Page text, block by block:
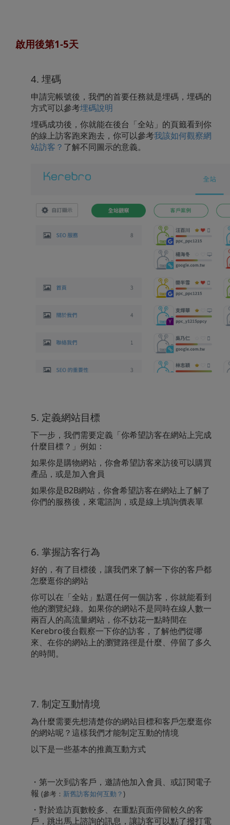
啟用後第1-5天
4. 埋碼
申請完帳號後，我們的首要任務就是埋碼，埋碼的
方式可以參考埋碼說明
埋碼成功後，你就能在後台「全站」的頁籤看到你
的線上訪客跑來跑去，你可以參考我該如何觀察網
站訪客？ 了解不同圖示的意義。
5. 定義網站目標
下一步，我們需要定義「你希望訪客在網站上完成
什麼目標？」例如：
如果你是購物網站，你會希望訪客來訪後可以購買
產品，或是加入會員
如果你是B2B網站，你會希望訪客在網站上了解了
你們的服務後，來電諮詢，或是線上填詢價表單
6. 掌握訪客行為
好的，有了目標後，讓我們來了解一下你的客戶都
怎麼逛你的網站
你可以在「全站」點選任何一個訪客，你就能看到
他的瀏覽紀錄。如果你的網站不是同時在線人數一
兩百人的高流量網站，你不妨花一點時間在
Kerebro後台觀察一下你的訪客，了解他們從哪
來、在你的網站上的瀏覽路徑是什麼、停留了多久
的時間。
7. 制定互動情境
為什麼需要先想清楚你的網站目標和客戶怎麼逛你
的網站呢？這樣我們才能制定互動的情境
以下是一些基本的推薦互動方式
・第一次到訪客戶，邀請他加入會員、或訂閱電子
報 (參考： 新舊訪客如何互動？)
・對於造訪頁數較多、在重點頁面停留較久的客
戶，跳出馬上諮詢的訊息，讓訪客可以點了撥打電